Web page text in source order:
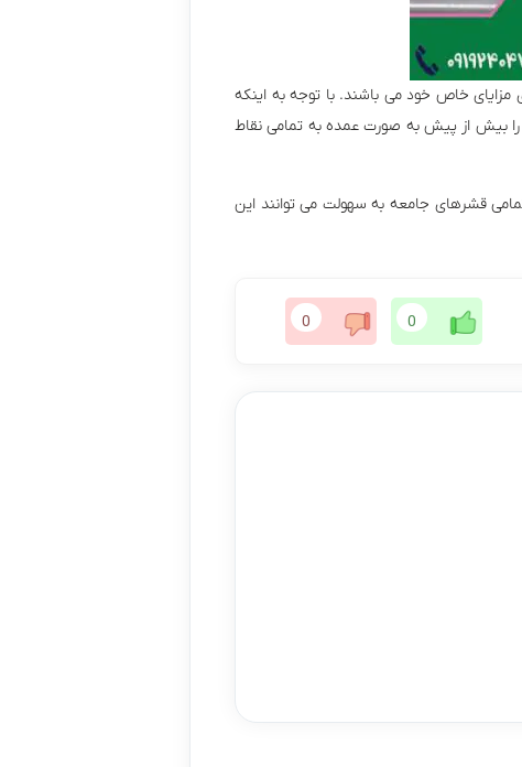
خاص خود می باشند. با توجه به اینکه
بیش از پیش به صورت عمده به تمامی نقاط
قشرهای جامعه به سهولت می توانند این
0
0